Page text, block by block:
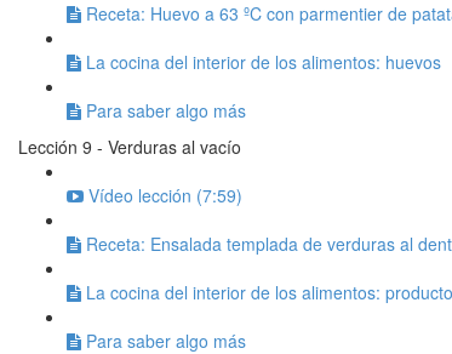
Receta: Huevo a 63 ºC con parmentier de
La cocina del interior de los alimentos: huevos
Para saber algo más
Lección 9 - Verduras al vacío
Vídeo lección (7:59)
Receta: Ensalada templada de verduras al
La cocina del interior de los alimentos:
Para saber algo más